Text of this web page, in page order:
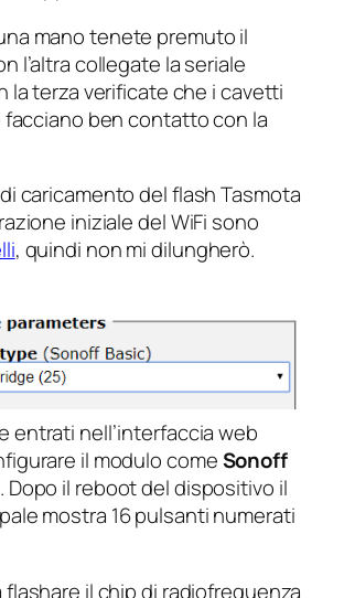
mano tenete premuto il
l’altra collegate la seriale
la terza verificate che i cavetti
facciano ben contatto con la
caricamento del flash Tasmota
iniziale del WiFi sono
, quindi non mi dilungherò.
entrati nell’interfaccia web
il modulo comeSonoff
. Dopo il reboot del dispositivo il
mostra 16 pulsanti numerati
flashare il chip di radiofrequenza